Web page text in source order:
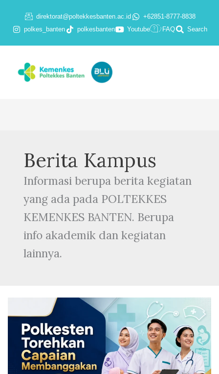
content
direktorat@poltekkesbanten.ac.id
+62851-8777-8838
polkes_banten
polkesbanten Youtube FAQ Search
Berita Kampus
Informasi berupa berita kegiatan
yang ada pada POLTEKKES
KEMENKES BANTEN. Berupa
info akademik dan kegiatan
lainnya.
Kemenkes
Banten
Torehkan
Capaian
Membanggakan